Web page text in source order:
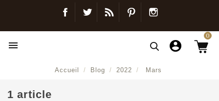
FacebookTwitter Blog Pinterest

0
Accueil Blog 2022 Mars
1 article